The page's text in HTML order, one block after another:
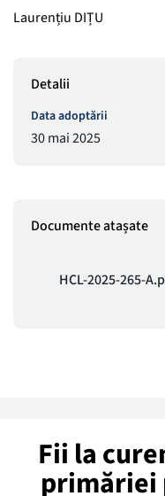
Laurențiu DIȚU
Detalii
Data adoptării
30 mai 2025
Documente atașate
HCL-2025-265-
Fii la
primăriei